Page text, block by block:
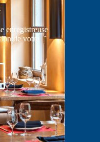
enregistreuse
de votre